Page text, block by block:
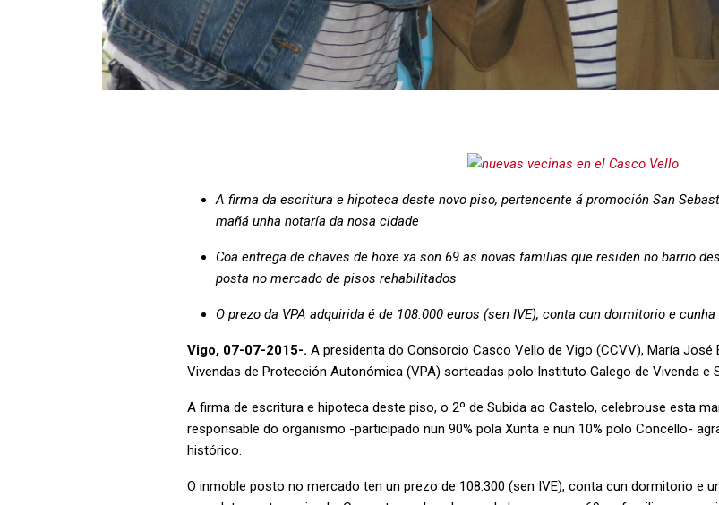
A firma da escritura e hipoteca deste novo piso, pertencente á promoción San
mañá unha notaría da nosa cidade
Coa entrega de chaves de hoxe xa son 69 as novas familias que residen no barrio
posta no mercado de pisos rehabilitados
O prezo da VPA adquirida é de 108.000 euros (sen IVE), conta cun dormitorio e
Vigo, 07-07-2015-. A presidenta do Consorcio Casco Vello de Vigo (CCVV), María
Vivendas de Protección Autonómica (VPA) sorteadas polo Instituto Galego de Vivenda e
A firma de escritura e hipoteca deste piso, o 2º de Subida ao Castelo, celebrouse esta
responsable do organismo -participado nun 90% pola Xunta e nun 10% polo Concello-
histórico.
O inmoble posto no mercado ten un prezo de 108.300 (sen IVE), conta cun dormitorio e